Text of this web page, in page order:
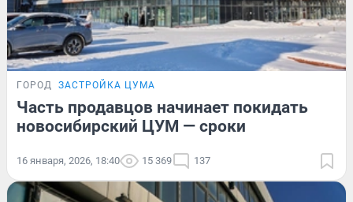
ГОРОД ЗАСТРОЙКА ЦУМА
Часть продавцов начинает покидать
новосибирский ЦУМ — сроки
16 января, 2026, 18:40 15 369 137